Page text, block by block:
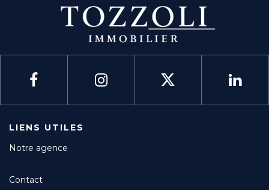
LIENS UTILES
Notre agence
Contact